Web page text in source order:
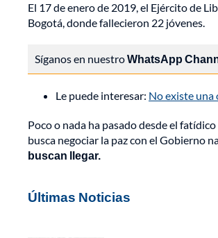
El 17 de enero de 2019, el Ejército de
Bogotá, donde fallecieron 22 jóvenes.
Síganos en nuestroWhatsApp
Le puede interesar: No existe una
Poco o nada ha pasado desde el
busca negociar la paz con el Gobierno
buscan llegar.
Últimas Noticias